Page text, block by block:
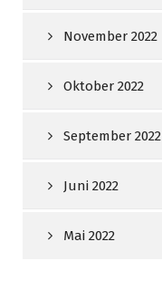
November 2022
Oktober 2022
September 2022
Juni 2022
Mai 2022